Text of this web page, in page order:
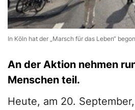
In Köln hat der „Marsch für das Leben“
An der Aktion nehmen
Menschen teil.
Heute, am 20.